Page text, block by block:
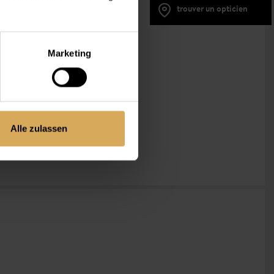
Marketing
Alle zulassen
assurent une correction
et un confort optimal au
trouver un opticien